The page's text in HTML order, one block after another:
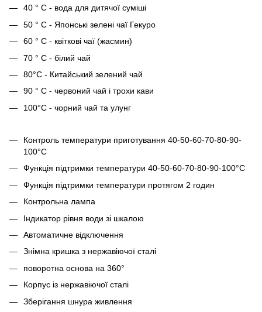
40 ° С - вода для дитячої суміші
50 ° C - Японські зелені чаї Гекуро
60 ° С - квіткові чаї (жасмин)
70 ° С - білий чай
80°C - Китайський зелений чай
90 ° C - червоний чай і трохи кави
100°C - чорний чай та улунг
Контроль температури приготування 40-50-60-70-80-90-
100°С
Функція підтримки температури 40-50-60-70-80-90-100°С
Функція підтримки температури протягом 2 годин
Контрольна лампа
Індикатор рівня води зі шкалою
Автоматичне відключення
Знімна кришка з нержавіючої сталі
поворотна основа на 360°
Корпус із нержавіючої сталі
Зберігання шнура живлення